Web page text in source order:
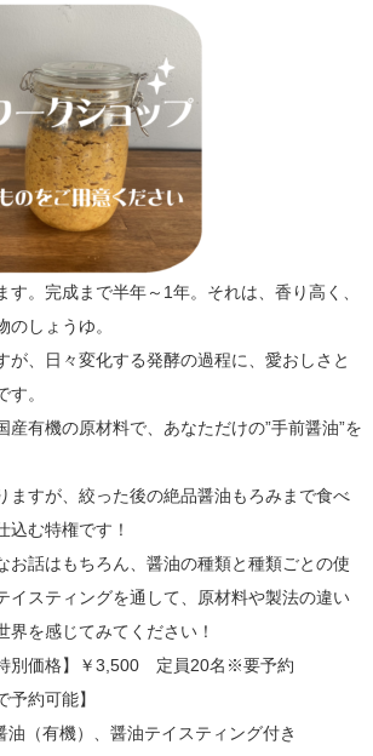
す。完成まで半年～1年。それは、香り高く、
しょうゆ。
が、日々変化する発酵の過程に、愛おしさと
。
産有機の原材料で、あなただけの”手前醤油”を
ますが、絞った後の絶品醤油もろみまで食べ
込む特権です！
お話はもちろん、醤油の種類と種類ごとの使
イスティングを通して、原材料や製法の違い
界を感じてみてください！
別価格】￥3,500 定員20名※要予約
予約可能】
（有機）、醤油テイスティング付き